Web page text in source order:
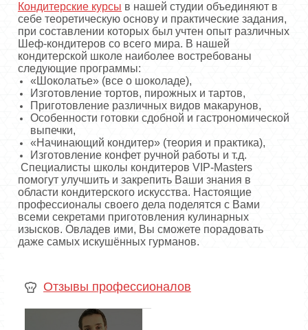
Кондитерские курсы в нашей студии объединяют в
себе теоретическую основу и практические задания,
при составлении которых был учтен опыт различных
Шеф-кондитеров со всего мира. В нашей
кондитерской школе наиболее востребованы
следующие программы:
«Шоколатье» (все о шоколаде),
Изготовление тортов, пирожных и тартов,
Приготовление различных видов макарунов,
Особенности готовки сдобной и гастрономической
выпечки,
«Начинающий кондитер» (теория и практика),
Изготовление конфет ручной работы и т.д.
Специалисты школы кондитеров VIP-Masters
помогут улучшить и закрепить Ваши знания в
области кондитерского искусства. Настоящие
профессионалы своего дела поделятся с Вами
всеми секретами приготовления кулинарных
изысков. Овладев ими, Вы сможете порадовать
даже самых искушённых гурманов.
Отзывы профессионалов